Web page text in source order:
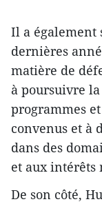
Il a également
dernières
matière de
à poursuivre
programmes
convenus et à
dans des
et aux intérêts
De son côté,